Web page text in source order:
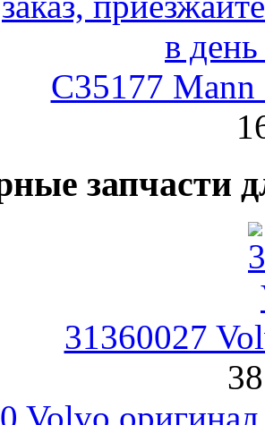
C35177
запчасти
31360027